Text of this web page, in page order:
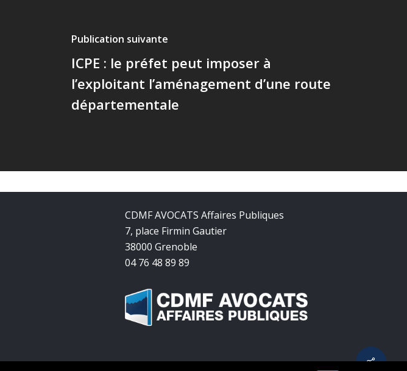
Publication suivante
ICPE : le préfet peut imposer à
l’exploitant l’aménagement d’une route
départementale
Share
CDMF AVOCATS Affaires Publiques
7, place Firmin Gautier
38000 Grenoble
04 76 48 89 89